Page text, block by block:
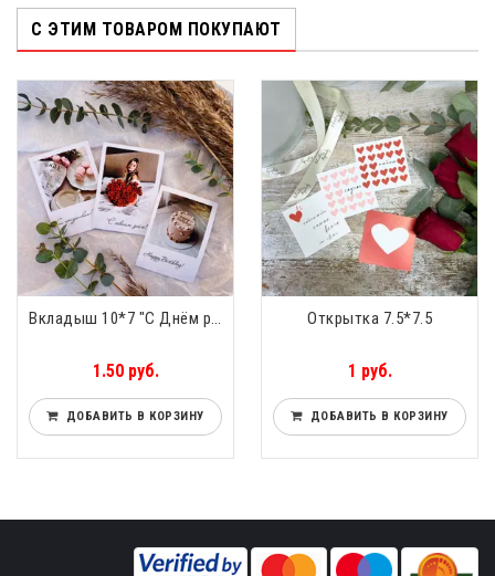
С ЭТИМ ТОВАРОМ ПОКУПАЮТ
Вкладыш 10*7 "С Днём рождения"
1.50 руб.
ДОБАВИТЬ В КОРЗИНУ
Открытка 7.5*7.5
1 руб.
ДОБАВИТЬ В КОРЗИНУ